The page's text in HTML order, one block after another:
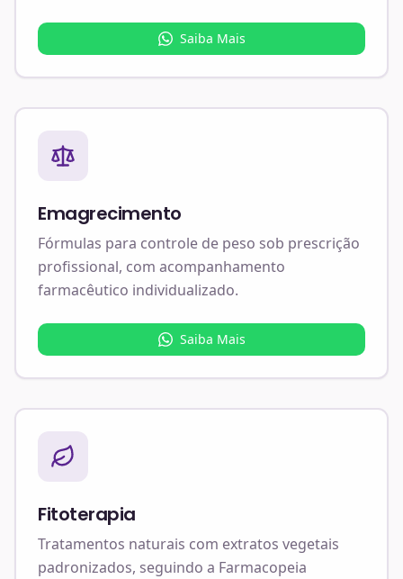
Saiba Mais
Emagrecimento
Fórmulas para controle de peso sob prescrição
profissional, com acompanhamento
farmacêutico individualizado.
Saiba Mais
Fitoterapia
Tratamentos naturais com extratos vegetais
padronizados, seguindo a Farmacopeia